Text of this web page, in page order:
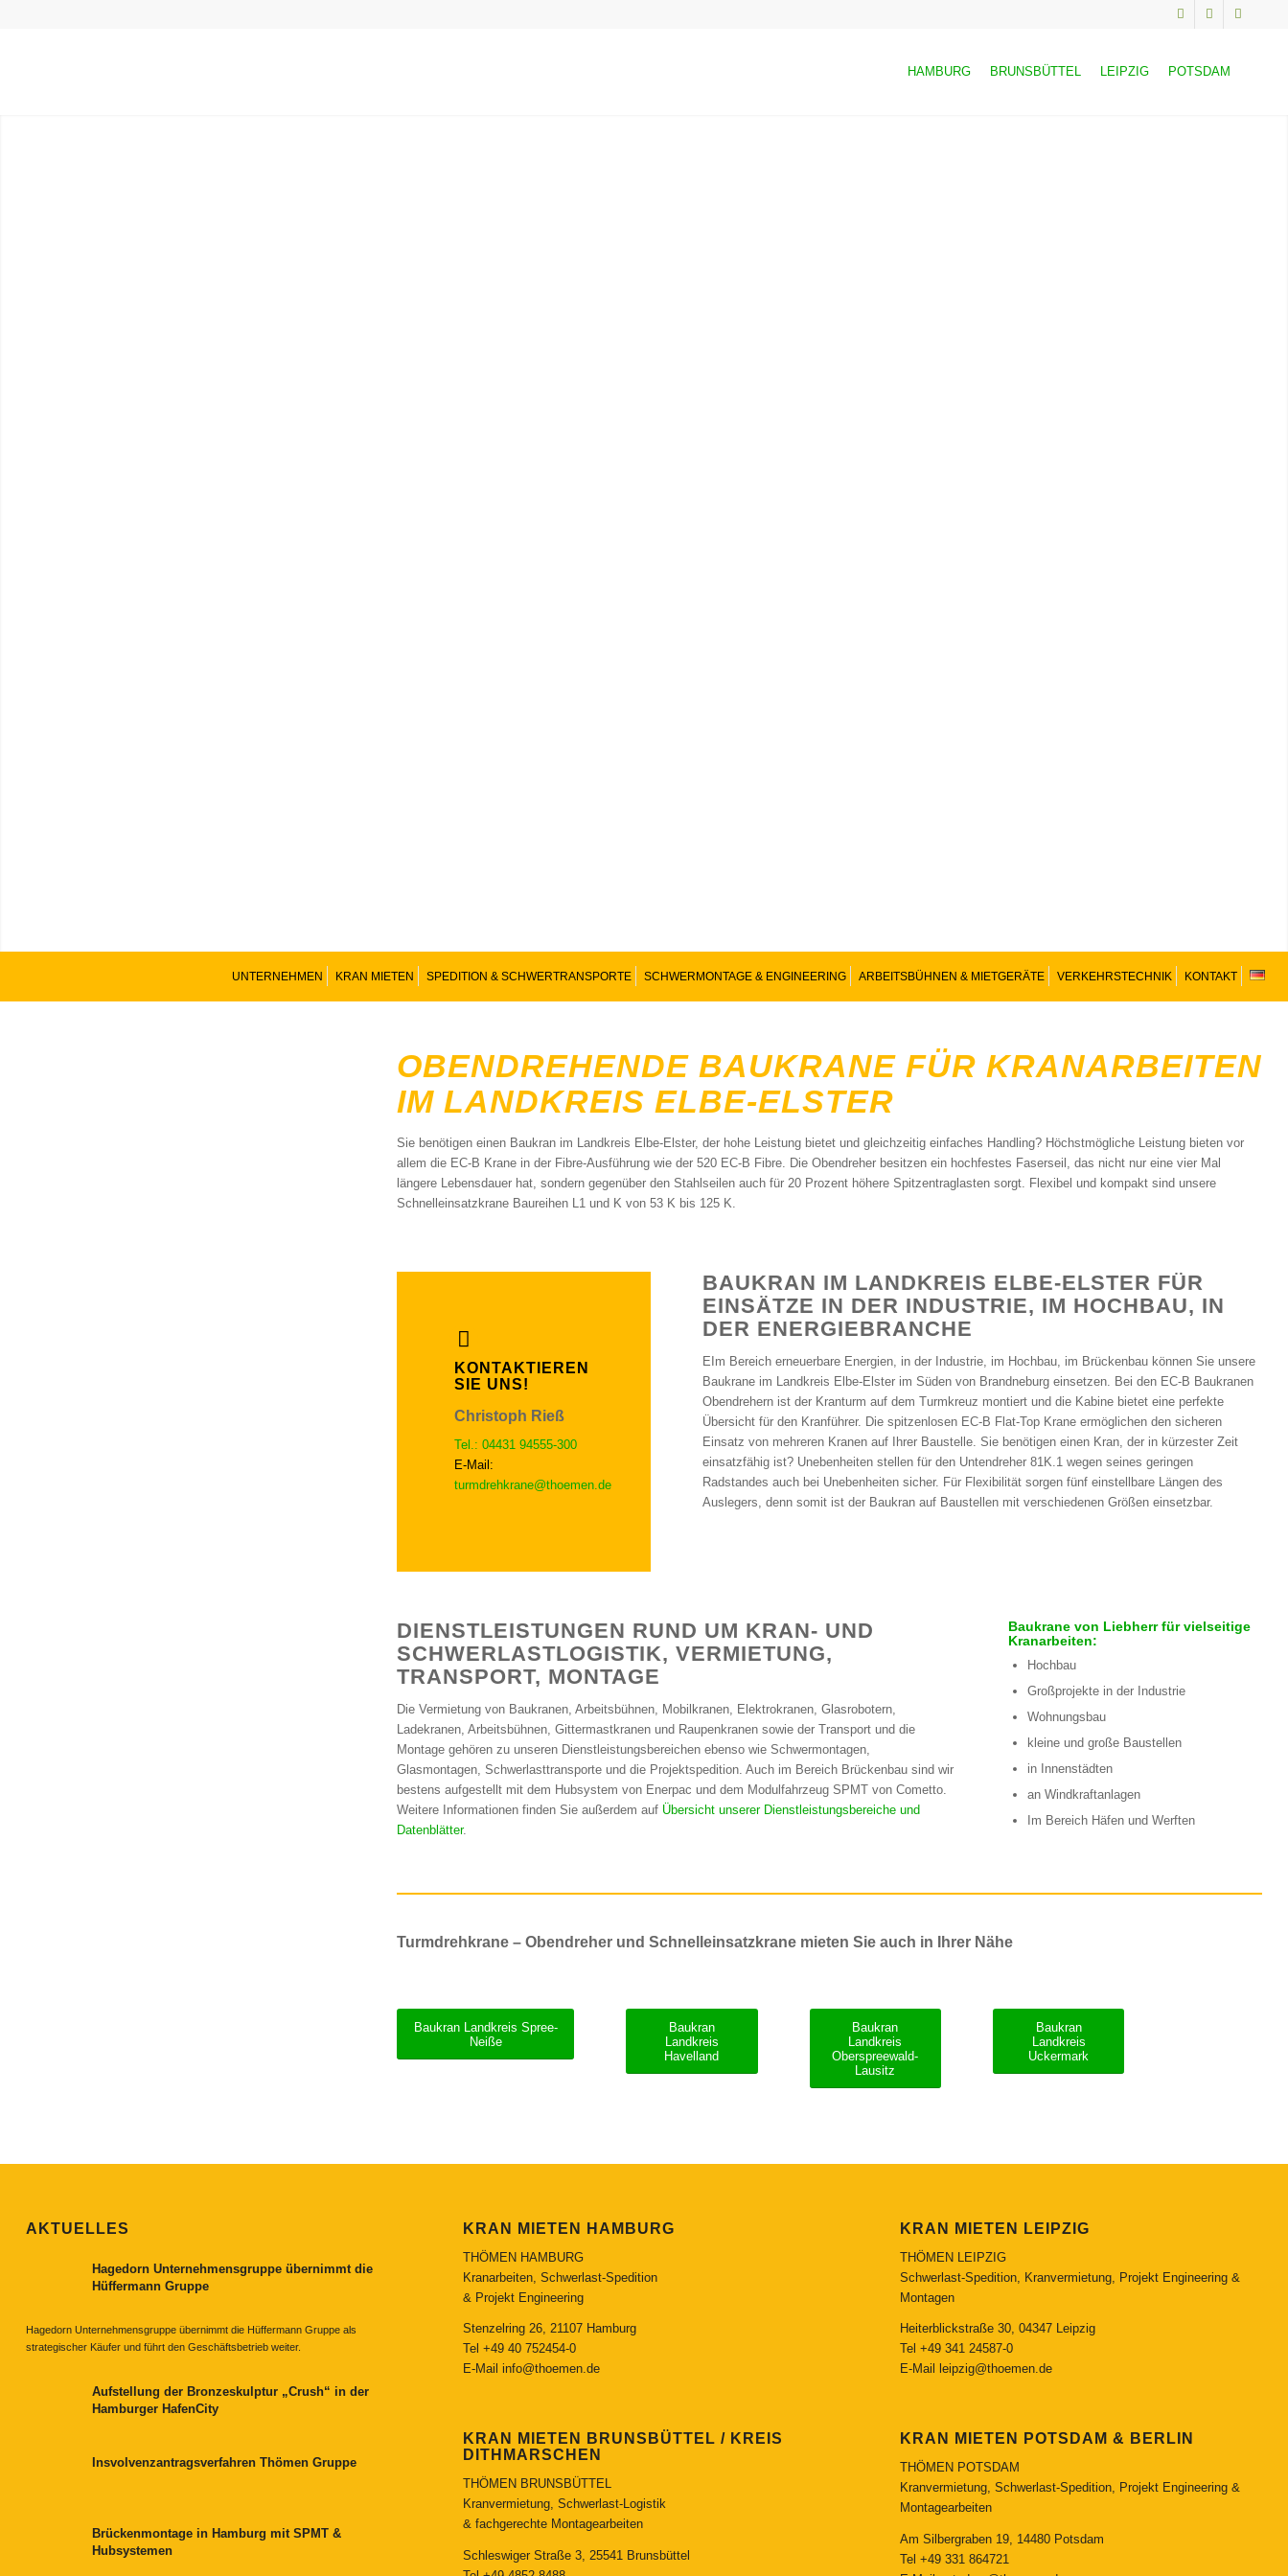
HAMBURG BRUNSBÜTTEL LEIPZIG POTSDAM
UNTERNEHMEN KRAN MIETEN SPEDITION & SCHWERTRANSPORTE SCHWERMONTAGE & ENGINEERING ARBEITSBÜHNEN & MIETGERÄTE VERKEHRSTECHNIK KONTAKT
OBENDREHENDE BAUKRANE FÜR KRANARBEITEN
IM LANDKREIS ELBE-ELSTER
Sie benötigen einen Baukran im Landkreis Elbe-Elster, der hohe Leistung bietet und gleichzeitig einfaches Handling? Höchstmögliche Leistung bieten vor
allem die EC-B Krane in der Fibre-Ausführung wie der 520 EC-B Fibre. Die Obendreher besitzen ein hochfestes Faserseil, das nicht nur eine vier Mal
längere Lebensdauer hat, sondern gegenüber den Stahlseilen auch für 20 Prozent höhere Spitzentraglasten sorgt. Flexibel und kompakt sind unsere
Schnelleinsatzkrane Baureihen L1 und K von 53 K bis 125 K.
KONTAKTIEREN
SIE UNS!
Christoph Rieß
Tel.: 04431 94555-300
E-Mail:
turmdrehkrane@thoemen.de
BAUKRAN IM LANDKREIS ELBE-ELSTER FÜR
EINSÄTZE IN DER INDUSTRIE, IM HOCHBAU, IN
DER ENERGIEBRANCHE
EIm Bereich erneuerbare Energien, in der Industrie, im Hochbau, im Brückenbau können Sie unsere
Baukrane im Landkreis Elbe-Elster im Süden von Brandneburg einsetzen. Bei den EC-B Baukranen
Obendrehern ist der Kranturm auf dem Turmkreuz montiert und die Kabine bietet eine perfekte
Übersicht für den Kranführer. Die spitzenlosen EC-B Flat-Top Krane ermöglichen den sicheren
Einsatz von mehreren Kranen auf Ihrer Baustelle. Sie benötigen einen Kran, der in kürzester Zeit
einsatzfähig ist? Unebenheiten stellen für den Untendreher 81K.1 wegen seines geringen
Radstandes auch bei Unebenheiten sicher. Für Flexibilität sorgen fünf einstellbare Längen des
Auslegers, denn somit ist der Baukran auf Baustellen mit verschiedenen Größen einsetzbar.
DIENSTLEISTUNGEN RUND UM KRAN- UND
SCHWERLASTLOGISTIK, VERMIETUNG,
TRANSPORT, MONTAGE
Die Vermietung von Baukranen, Arbeitsbühnen, Mobilkranen, Elektrokranen, Glasrobotern,
Ladekranen, Arbeitsbühnen, Gittermastkranen und Raupenkranen sowie der Transport und die
Montage gehören zu unseren Dienstleistungsbereichen ebenso wie Schwermontagen,
Glasmontagen, Schwerlasttransporte und die Projektspedition. Auch im Bereich Brückenbau sind wir
bestens aufgestellt mit dem Hubsystem von Enerpac und dem Modulfahrzeug SPMT von Cometto.
Weitere Informationen finden Sie außerdem auf Übersicht unserer Dienstleistungsbereiche und
Datenblätter.
Baukrane von Liebherr für vielseitige
Kranarbeiten:
Hochbau
Großprojekte in der Industrie
Wohnungsbau
kleine und große Baustellen
in Innenstädten
an Windkraftanlagen
Im Bereich Häfen und Werften
Turmdrehkrane – Obendreher und Schnelleinsatzkrane mieten Sie auch in Ihrer Nähe
Baukran Landkreis Spree-
Neiße
Baukran
Landkreis
Havelland
Baukran
Landkreis
Oberspreewald-
Lausitz
Baukran
Landkreis
Uckermark
AKTUELLES
Hagedorn Unternehmensgruppe übernimmt die
Hüffermann Gruppe
Hagedorn Unternehmensgruppe übernimmt die Hüffermann Gruppe als
strategischer Käufer und führt den Geschäftsbetrieb weiter.
Aufstellung der Bronzeskulptur „Crush“ in der
Hamburger HafenCity
Insvolvenzantragsverfahren Thömen Gruppe
Brückenmontage in Hamburg mit SPMT &
Hubsystemen
KRAN MIETEN HAMBURG
THÖMEN HAMBURG
Kranarbeiten, Schwerlast-Spedition
& Projekt Engineering
Stenzelring 26, 21107 Hamburg
Tel +49 40 752454-0
E-Mail info@thoemen.de
KRAN MIETEN BRUNSBÜTTEL / KREIS
DITHMARSCHEN
THÖMEN BRUNSBÜTTEL
Kranvermietung, Schwerlast-Logistik
& fachgerechte Montagearbeiten
Schleswiger Straße 3, 25541 Brunsbüttel
KRAN MIETEN LEIPZIG
THÖMEN LEIPZIG
Schwerlast-Spedition, Kranvermietung, Projekt Engineering &
Montagen
Heiterblickstraße 30, 04347 Leipzig
Tel +49 341 24587-0
E-Mail
leipzig@thoemen.de
KRAN MIETEN POTSDAM & BERLIN
THÖMEN POTSDAM
Kranvermietung, Schwerlast-Spedition, Projekt Engineering &
Montagearbeiten
Am Silbergraben 19, 14480 Potsdam
Tel +49 331 864721